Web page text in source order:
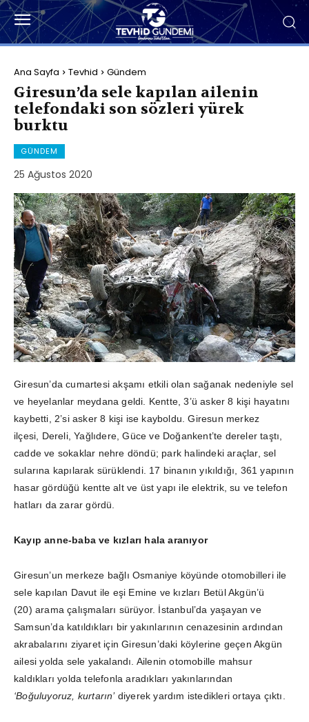
Ana Sayfa Tevhid Gündem
Giresun’da sele kapılan ailenin
telefondaki son sözleri yürek
burktu
GÜNDEM
25 Ağustos 2020
Giresun’da cumartesi akşamı etkili olan sağanak nedeniyle sel
ve heyelanlar meydana geldi. Kentte, 3’ü asker 8 kişi hayatını
kaybetti, 2’si asker 8 kişi ise kayboldu. Giresun merkez
ilçesi, Dereli, Yağlıdere, Güce ve Doğankent’te dereler taştı,
cadde ve sokaklar nehre döndü; park halindeki araçlar, sel
sularına kapılarak sürüklendi. 17 binanın yıkıldığı, 361 yapının
hasar gördüğü kentte alt ve üst yapı ile elektrik, su ve telefon
hatları da zarar gördü.
Kayıp anne-baba ve kızları hala aranıyor
Giresun’un merkeze bağlı Osmaniye köyünde otomobilleri ile
sele kapılan Davut ile eşi Emine ve kızları Betül Akgün’ü
(20) arama çalışmaları sürüyor. İstanbul’da yaşayan ve
Samsun’da katıldıkları bir yakınlarının cenazesinin ardından
akrabalarını ziyaret için Giresun’daki köylerine geçen Akgün
ailesi yolda sele yakalandı. Ailenin otomobille mahsur
kaldıkları yolda telefonla aradıkları yakınlarından
‘Boğuluyoruz, kurtarın’diyerek yardım istedikleri ortaya çıktı.